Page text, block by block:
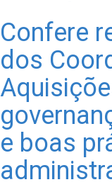
Confere
dos
e boas